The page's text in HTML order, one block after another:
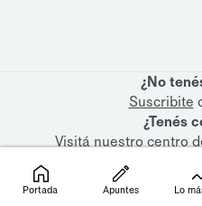
¿No
Suscribite
¿Tenés
Visitá nuestrocentro
Portada Apuntes Lo